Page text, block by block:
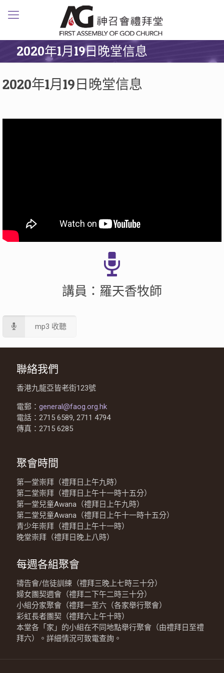
2020年1月19日晚堂信息
2020年1月19日晚堂信息
講員：羅天香牧師
mp3 收聽
聯絡我們
香港九龍亞皆老街123號
電郵： general@faog.org.hk
電話：2715 6589, 2711 4794
傳真：2715 6285
聚會時間
第一堂崇拜（禮拜日上午九時）
第二堂崇拜（禮拜日上午十一時十五分）
第一堂兒童Awana（禮拜日上午九時）
第二堂兒童Awana（禮拜日上午十一時十五分）
青少年崇拜（禮拜日上午十一時）
晚堂崇拜（禮拜日晚上八時）
每週各組聚會
禱告會/信徒訓練（禮拜三晚上七時三十分）
婦女團契週會（禮拜二下午二時三十分）
小組分家聚會（禮拜一至六（各家舉行聚會）
彩虹長者團契（禮拜六上午十時）
本堂各「家」的小組在不同地點舉行聚會（由禮拜日至禮
拜六）。詳細情況可致電查詢。